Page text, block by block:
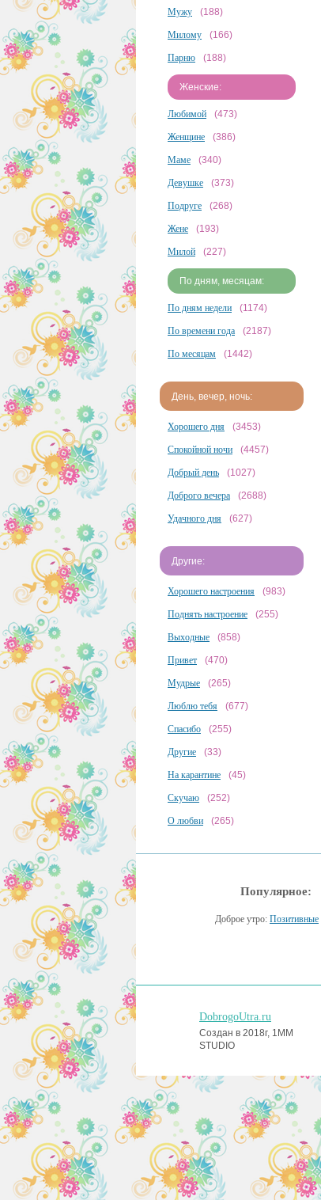
Мужу (188)
Милому (166)
Парню (188)
Женские:
Любимой (473)
Женщине (386)
Маме (340)
Девушке (373)
Подруге (268)
Жене (193)
Милой (227)
По дням, месяцам:
По дням недели (1174)
По времени года (2187)
По месяцам (1442)
День, вечер, ночь:
Хорошего дня (3453)
Спокойной ночи (4457)
Добрый день (1027)
Доброго вечера (2688)
Удачного дня (627)
Другие:
Хорошего настроения (983)
Поднять настроение (255)
Выходные (858)
Привет (470)
Мудрые (265)
Люблю тебя (677)
Спасибо (255)
Другие (33)
На карантине (45)
Скучаю (252)
О любви (265)
Популярное:
Доброе утро: Позитивные
DobrogoUtra.ru
Создан в 2018г, 1MM
STUDIO